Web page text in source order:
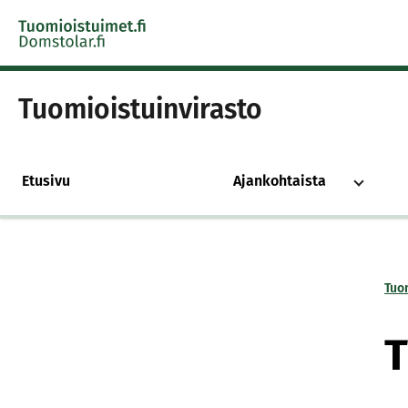
Skip to content -saavutettavuusohje
Tuomioistuinvirasto
Etusivu Ajankohtaista